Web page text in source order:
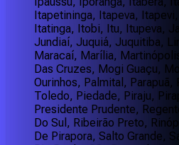
Itapetininga, Itapeva,
Itatinga, Itobi, Itu, Itupeva,
Jundiaí, Juquiá, Juquitiba,
Maracaí, Marília,
Das Cruzes, Mogi Guaçu,
Ourinhos, Palmital, Parapuã,
Toledo, Piedade, Piraju,
Presidente Prudente,
Do Sul, Ribeirão Preto,
De Pirapora, Salto Grande,